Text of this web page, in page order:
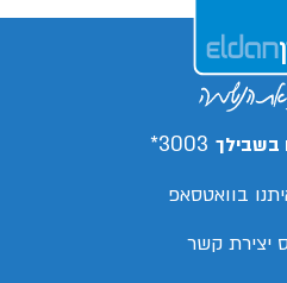
בשבילך 3003*
בוואטסאפ
יצירת קשר